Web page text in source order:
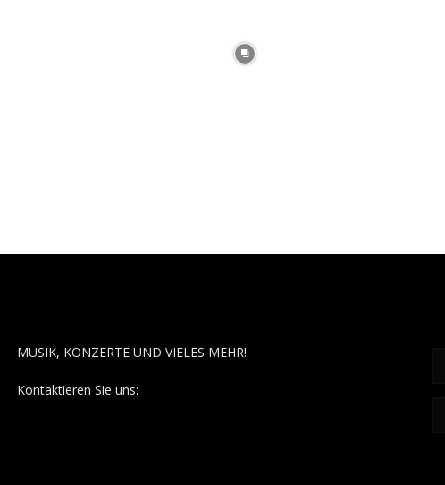
MUSIK, KONZERTE UND VIELES MEHR!
Kontaktieren Sie uns: